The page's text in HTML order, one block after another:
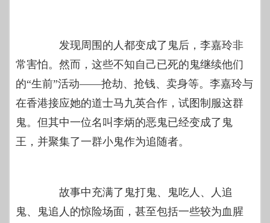
发现周围的人都变成了鬼后，李嘉玲非
常害怕。然而，这些不知自己已死的鬼继续他们
的“生前”活动——抢劫、抢钱、卖身等。李嘉玲与
在香港接应她的道士马九英合作，试图制服这群
鬼。但其中一位名叫李炳的恶鬼已经变成了鬼
王，并聚集了一群小鬼作为追随者。
故事中充满了鬼打鬼、鬼吃人、人追
鬼、鬼追人的惊险场面，甚至包括一些较为血腥